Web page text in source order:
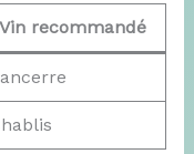
Vin recommandé